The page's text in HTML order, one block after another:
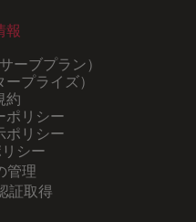
報
ーブプラン）
プライズ）
約
ポリシー
ポリシー
シー
管理
証取得